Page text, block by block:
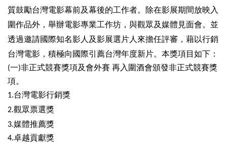
專
區
常
問
答
臺
北
市
政
府
質鼓勵台灣電影幕前及幕後的工作者。除在影展期間放映入
圍作品外，舉辦電影專業工作坊，與觀眾及媒體見面會。並
透過邀請國際知名影人及影展選片人來擔任評審，藉以行銷
台灣電影，積極向國際引薦台灣年度新片。本獎項目如下：
(一)非正式競賽獎項及會外賽 再入圍酒會頒發非正式競賽獎
項。
1.台灣電影行銷獎
2.觀眾票選獎
3.媒體推薦獎
4.卓越貢獻獎